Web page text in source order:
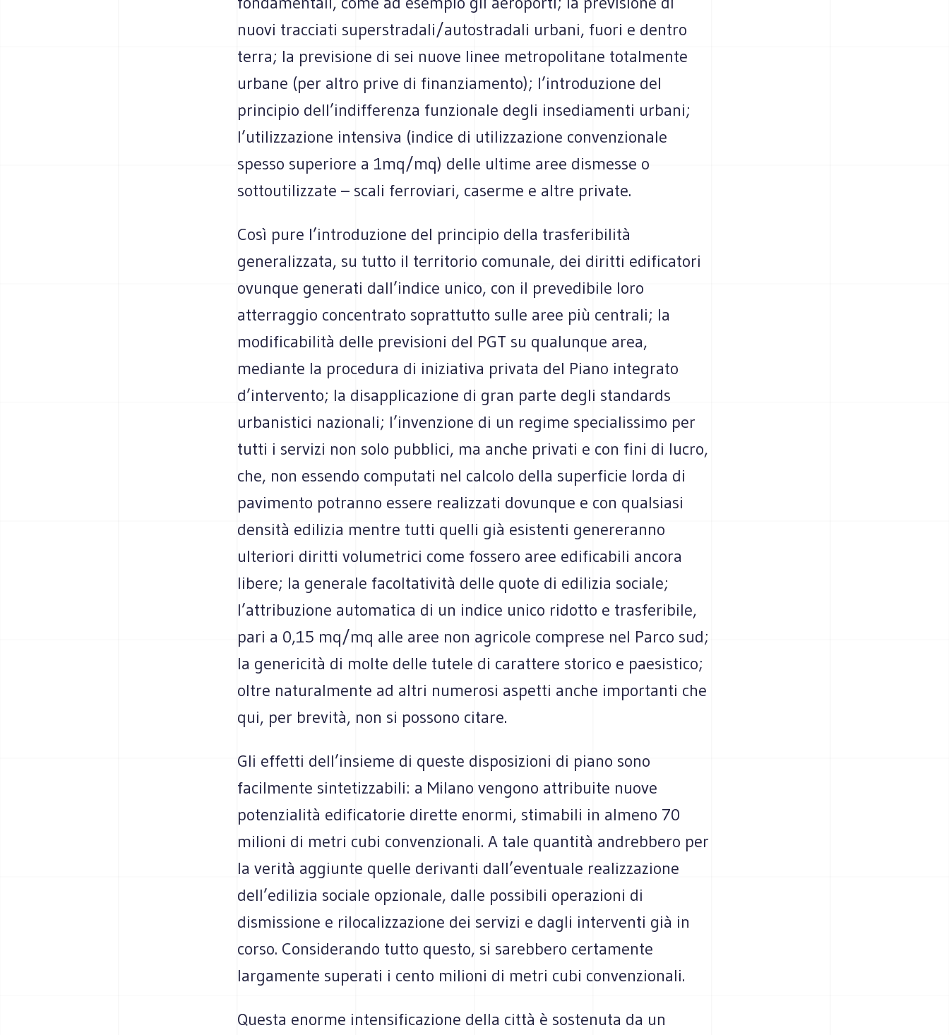
nuovi tracciati superstradali/autostradali urbani, fuori e dentro
terra; la previsione di sei nuove linee metropolitane totalmente
urbane (per altro prive di finanziamento); l’introduzione del
principio dell’indifferenza funzionale degli insediamenti urbani;
l’utilizzazione intensiva (indice di utilizzazione convenzionale
spesso superiore a 1mq/mq) delle ultime aree dismesse o
sottoutilizzate – scali ferroviari, caserme e altre private.
Così pure l’introduzione del principio della trasferibilità
generalizzata, su tutto il territorio comunale, dei diritti edificatori
ovunque generati dall’indice unico, con il prevedibile loro
atterraggio concentrato soprattutto sulle aree più centrali; la
modificabilità delle previsioni del PGT su qualunque area,
mediante la procedura di iniziativa privata del Piano integrato
d’intervento; la disapplicazione di gran parte degli standards
urbanistici nazionali; l’invenzione di un regime specialissimo per
tutti i servizi non solo pubblici, ma anche privati e con fini di lucro,
che, non essendo computati nel calcolo della superficie lorda di
pavimento potranno essere realizzati dovunque e con qualsiasi
densità edilizia mentre tutti quelli già esistenti genereranno
ulteriori diritti volumetrici come fossero aree edificabili ancora
libere; la generale facoltatività delle quote di edilizia sociale;
l’attribuzione automatica di un indice unico ridotto e trasferibile,
pari a 0,15 mq/mq alle aree non agricole comprese nel Parco sud;
la genericità di molte delle tutele di carattere storico e paesistico;
oltre naturalmente ad altri numerosi aspetti anche importanti che
qui, per brevità, non si possono citare.
Gli effetti dell’insieme di queste disposizioni di piano sono
facilmente sintetizzabili: a Milano vengono attribuite nuove
potenzialità edificatorie dirette enormi, stimabili in almeno 70
milioni di metri cubi convenzionali. A tale quantità andrebbero per
la verità aggiunte quelle derivanti dall’eventuale realizzazione
dell’edilizia sociale opzionale, dalle possibili operazioni di
dismissione e rilocalizzazione dei servizi e dagli interventi già in
corso. Considerando tutto questo, si sarebbero certamente
largamente superati i cento milioni di metri cubi convenzionali.
Questa enorme intensificazione della città è sostenuta da un